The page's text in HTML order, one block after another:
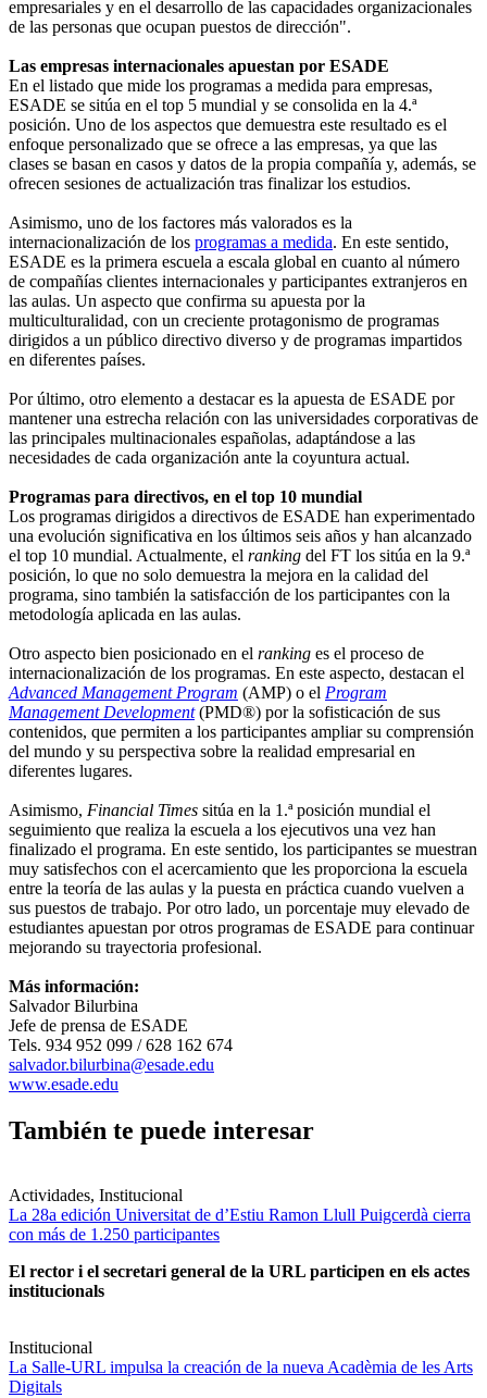
empresariales y en el desarrollo de las capacidades organizacionales
de las personas que ocupan puestos de dirección".
Las empresas internacionales apuestan por ESADE
En el listado que mide los programas a medida para empresas,
ESADE se sitúa en el top 5 mundial y se consolida en la 4.ª
posición. Uno de los aspectos que demuestra este resultado es el
enfoque personalizado que se ofrece a las empresas, ya que las
clases se basan en casos y datos de la propia compañía y, además, se
ofrecen sesiones de actualización tras finalizar los estudios.
Asimismo, uno de los factores más valorados es la
internacionalización de los programas a medida. En este sentido,
ESADE es la primera escuela a escala global en cuanto al número
de compañías clientes internacionales y participantes extranjeros en
las aulas. Un aspecto que confirma su apuesta por la
multiculturalidad, con un creciente protagonismo de programas
dirigidos a un público directivo diverso y de programas impartidos
en diferentes países.
Por último, otro elemento a destacar es la apuesta de ESADE por
mantener una estrecha relación con las universidades corporativas de
las principales multinacionales españolas, adaptándose a las
necesidades de cada organización ante la coyuntura actual.
Programas para directivos, en el top 10 mundial
Los programas dirigidos a directivos de ESADE han experimentado
una evolución significativa en los últimos seis años y han alcanzado
el top 10 mundial. Actualmente, el ranking del FT los sitúa en la 9.ª
posición, lo que no solo demuestra la mejora en la calidad del
programa, sino también la satisfacción de los participantes con la
metodología aplicada en las aulas.
Otro aspecto bien posicionado en el ranking es el proceso de
internacionalización de los programas. En este aspecto, destacan el
Advanced Management Program (AMP) o el Program
Management Development(PMD®) por la sofisticación de sus
contenidos, que permiten a los participantes ampliar su comprensión
del mundo y su perspectiva sobre la realidad empresarial en
diferentes lugares.
Asimismo, Financial Times sitúa en la 1.ª posición mundial el
seguimiento que realiza la escuela a los ejecutivos una vez han
finalizado el programa. En este sentido, los participantes se muestran
muy satisfechos con el acercamiento que les proporciona la escuela
entre la teoría de las aulas y la puesta en práctica cuando vuelven a
sus puestos de trabajo. Por otro lado, un porcentaje muy elevado de
estudiantes apuestan por otros programas de ESADE para continuar
mejorando su trayectoria profesional.
Más información:
Salvador Bilurbina
Jefe de prensa de ESADE
Tels. 934 952 099 / 628 162 674
salvador.bilurbina@esade.edu
www.esade.edu
También te puede interesar
Actividades, Institucional
La 28a edición Universitat de d’Estiu Ramon Llull Puigcerdà cierra
con más de 1.250 participantes
El rector i el secretari general de la URL participen en els actes
institucionals
Institucional
La Salle-URL impulsa la creación de la nueva Acadèmia de les Arts
Digitals